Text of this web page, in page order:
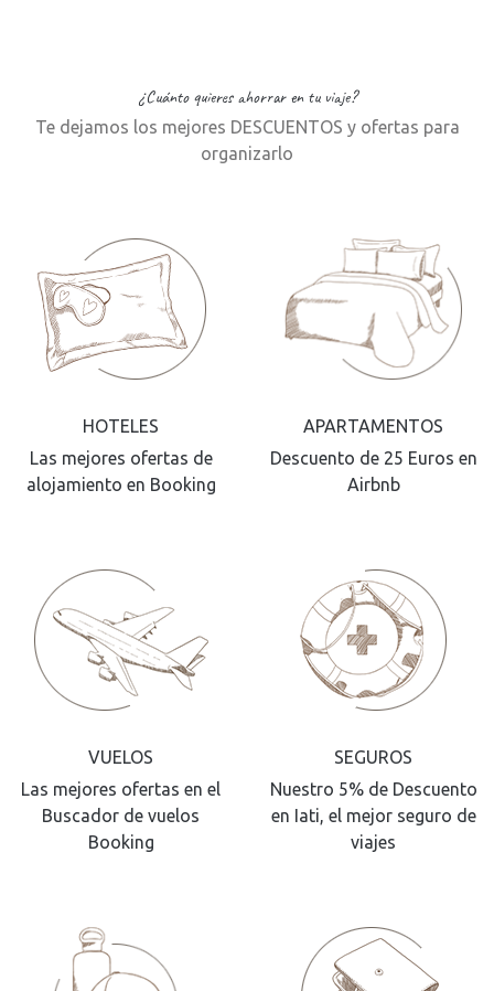
¿Cuánto quieres ahorrar en tu viaje?
Te dejamos los mejores DESCUENTOS y ofertas para
organizarlo
HOTELES
Las mejores ofertas de
alojamiento en Booking
APARTAMENTOS
Descuento de 25 Euros en
Airbnb
VUELOS
Las mejores ofertas en el
Buscador de vuelos
Booking
SEGUROS
Nuestro 5% de Descuento
en Iati, el mejor seguro de
viajes